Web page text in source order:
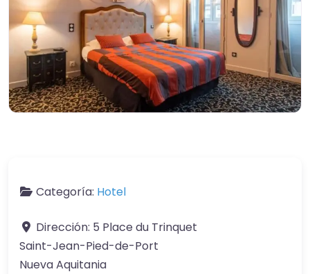
Categoría: Hotel
Dirección: 5 Place du Trinquet
Saint-Jean-Pied-de-Port
Nueva Aquitania